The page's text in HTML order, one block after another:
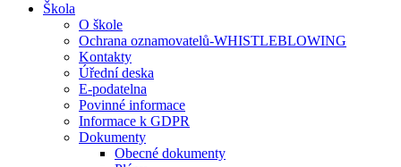
Škola
O škole
Ochrana oznamovatelů-WHISTLEBLOWING
Kontakty
Úřední deska
E-podatelna
Povinné informace
Informace k GDPR
Dokumenty
Obecné dokumenty